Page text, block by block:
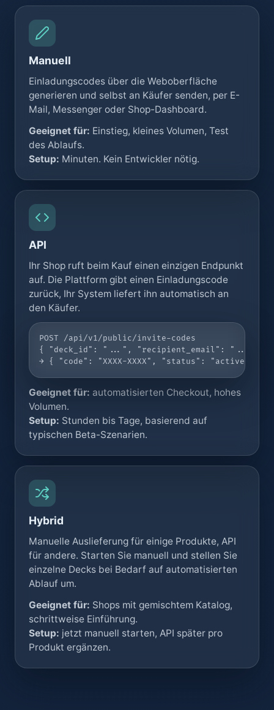
Manuell
Einladungscodes über die Weboberfläche
generieren und selbst an Käufer senden, per E-
Mail, Messenger oder Shop-Dashboard.
Geeignet für: Einstieg, kleines Volumen, Test
des Ablaufs.
Setup: Minuten. Kein Entwickler nötig.
API
Ihr Shop ruft beim Kauf einen einzigen Endpunkt
auf. Die Plattform gibt einen Einladungscode
zurück, Ihr System liefert ihn automatisch an
den Käufer.
POST /api/v1/public/invite-codes
{ "deck_id": "...", "recipient_email": "...",
→ { "code": "XXXX-XXXX", "status": "active" }
Geeignet für: automatisierten Checkout, hohes
Volumen.
Setup: Stunden bis Tage, basierend auf
typischen Beta-Szenarien.
Hybrid
Manuelle Auslieferung für einige Produkte, API
für andere. Starten Sie manuell und stellen Sie
einzelne Decks bei Bedarf auf automatisierten
Ablauf um.
Geeignet für: Shops mit gemischtem Katalog,
schrittweise Einführung.
Setup: jetzt manuell starten, API später pro
Produkt ergänzen.